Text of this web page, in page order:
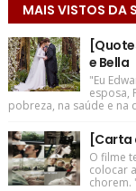
MAIS VISTOS DA
e Bella
"Eu
esposa,
pobreza, na saúde e na
[Carta
O filme
colocar
chorem.